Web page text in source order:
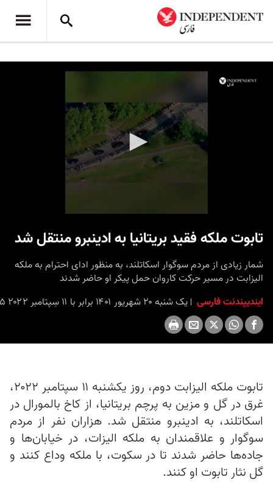
تابوت ملکه فقید بریتانیا به ادینبرو منتقل شد
شمار زیادی از مردم سوگوار اسکاتلند، به‌ منظور ادای احترام به ملکه
الیزابت در مسیر حرکت کاروان حمل پیکر او حاضر شدند
ایندیپندنت فارسی یک شنبه ۲۰ شهریور ۱۴۰۱ برابر با ۱۱ سِپتامبر ۲۰۲۲ ۱۸:۱۵
تابوت ملکه الیزابت دوم، روز یکشنبه ۱۱ سپتامبر ۲۰۲۲،
غرق در گل و مزین به پرچم بریتانیا، از کاخ بالمورال در
اسکاتلند، به ادینبرو منتقل شد. هزاران نفر از مردم
سوگوار و علاقمندان به ملکه الیزات، در خیابان‌ها و
جاده‌ها حاضر شدند تا در سکوت، با ملکه وداع کنند و
گل نثار تابوت او کنند.